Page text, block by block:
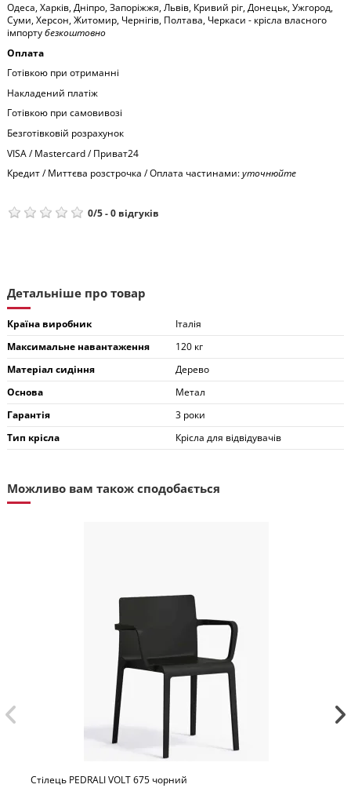
Одеса, Харків, Дніпро, Запоріжжя, Львів, Кривий ріг, Донецьк, Ужгород,
Суми, Херсон, Житомир, Чернігів, Полтава, Черкаси - крісла власного
імпортубезкоштовно
Оплата
Готівкою при отриманні
Накладений платіж
Готівкою при самовивозі
Безготівковій розрахунок
VISA / Mastercard / Приват24
Кредит / Миттєва розстрочка / Оплата частинами:уточнюйте
0/5-0 відгуків
Детальніше про товар
Країна виробник
Італія
Максимальне навантаження
120 кг
Матеріал сидіння
Дерево
Основа
Метал
Гарантія
3 роки
Тип крісла
Крісла для відвідувачів
Можливо вам також сподобається
VOLT 675 чорний